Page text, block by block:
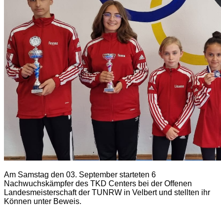
Am Samstag den 03. September starteten 6
Nachwuchskämpfer des TKD Centers bei der Offenen
Landesmeisterschaft der TUNRW in Velbert und stellten ihr
Können unter Beweis.